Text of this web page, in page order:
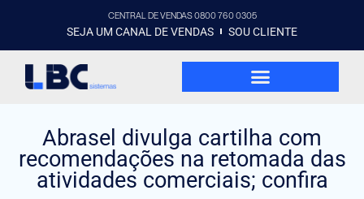
CENTRAL DE VENDAS 0800 760 0305
SEJA UM CANAL DE VENDAS SOU CLIENTE
Abrasel divulga cartilha com
recomendações na retomada das
atividades comerciais; confira